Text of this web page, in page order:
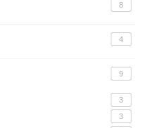
8
4
9
3
3